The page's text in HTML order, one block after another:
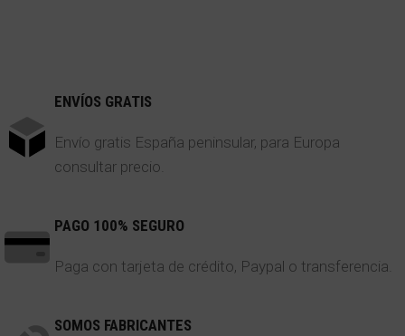
ENVÍOS GRATIS
Envío gratis España peninsular, para Europa
consultar precio.
PAGO 100% SEGURO
Paga con tarjeta de crédito, Paypal o transferencia.
SOMOS FABRICANTES